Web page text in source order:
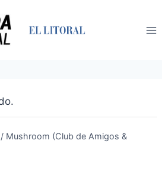
/ Mushroom (Club de Amigos &